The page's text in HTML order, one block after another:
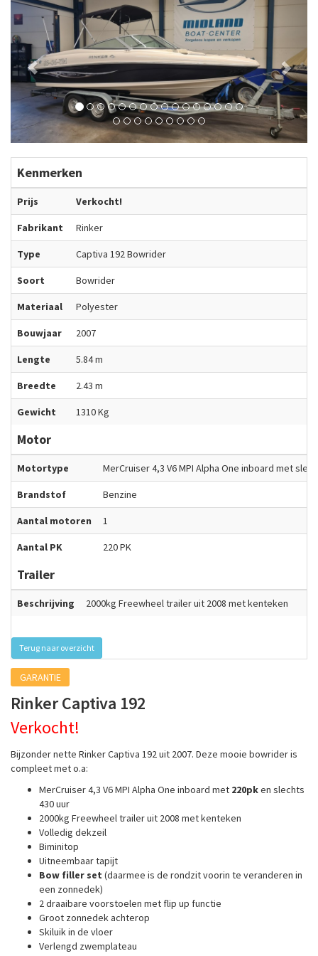
Kenmerken
Prijs Verkocht!
Fabrikant Rinker
Type Captiva 192 Bowrider
Soort Bowrider
Materiaal Polyester
Bouwjaar 2007
Lengte 5.84 m
Breedte 2.43 m
Gewicht 1310 Kg
Motor
Motortype MerCruiser 4,3 V6 MPI Alpha One inboard met
Brandstof Benzine
Aantal motoren 1
Aantal PK 220 PK
Trailer
Beschrijving 2000kg Freewheel trailer uit 2008 met kenteken
Terug naar overzicht
GARANTIE
Rinker Captiva 192
Verkocht!
Bijzonder nette Rinker Captiva 192 uit 2007. Deze mooie bowrider is
compleet met o.a:
MerCruiser 4,3 V6 MPI Alpha One inboard met 220pken slechts
430 uur
2000kg Freewheel trailer uit 2008 met kenteken
Volledig dekzeil
Biminitop
Uitneembaar tapijt
Bow filler set (daarmee is de rondzit voorin te veranderen in
een zonnedek)
2 draaibare voorstoelen met flip up functie
Groot zonnedek achterop
Skiluik in de vloer
Verlengd zwemplateau